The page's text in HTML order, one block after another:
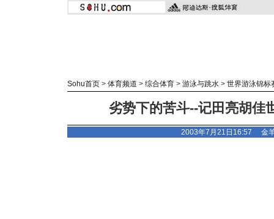
Sohu首页 > 体育频道 > 综合体育 > 游泳与跳水 > 世界游泳锦标
劣势下的苦斗--记田亮胡佳
2003年7月21日16:57 金